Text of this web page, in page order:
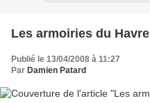
Les armoiries du Havre
Publié le 13/04/2008 à 11:27
Par Damien Patard